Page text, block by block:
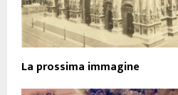
La prossima immagine